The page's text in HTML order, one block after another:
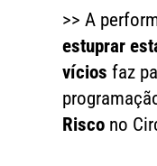
>> A
estuprar
vícios faz
Riscono